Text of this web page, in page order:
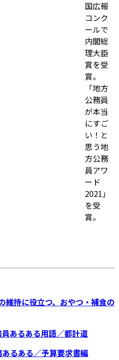
国広報
コンク
ールで
内閣総
理大臣
賞を受
賞。
「地方
公務員
が本当
にすご
い！と
思う地
方公務
員アワ
ード
2021」
を受
賞。
維持に役立つ、おやつ・補食の
員あるある用語／都計道
あるある／予算要求書編